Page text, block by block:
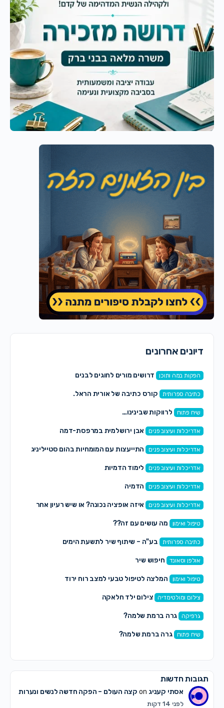
דיונים אחרונים
הפקות במה ותוכן דרושים מורים לחוגים לבנים
כתיבה ספרותית קורס כתיבה של אורית הראל.
שיח פתוח לרווקות שבינינו…
אדריכלות ועיצוב פנים אבן ירושלמית במרפסת-דמה
אדריכלות ועיצוב פנים התייעצות עם המומחיות בהום סטייליניג
אדריכלות ועיצוב פנים לימוד הדמיות
אדריכלות ועיצוב פנים הדמיה
אדריכלות ועיצוב פנים איזה אופציה נכונה? או שיש רעיון אחר
טיפול ואימון מה עושים עם זה??
כתיבה ספרותית בע"ה – שיתוף שיר לתשעת הימים
אולפן וסאונד חיפוש שיר
טיפול ואימון המלצה לטיפול טבעי למצב רוח ירוד
צילום ומולטימדיה צילום ילד חלאקה
גרפיקה גרה ברמת שלמה?
שיח פתוח גרה ברמת שלמה?
תגובות חדשות
אסתי קעניגon קצה העולם – הפקה חדשה לנשים ונערות
לפני 14 דקות